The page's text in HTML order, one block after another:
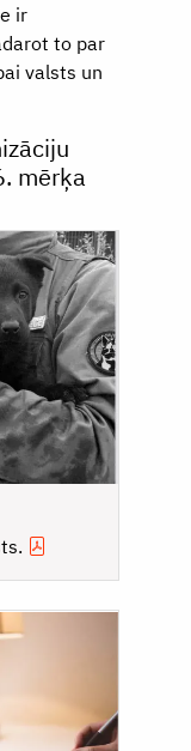
ir
to par
valsts un
mērķa